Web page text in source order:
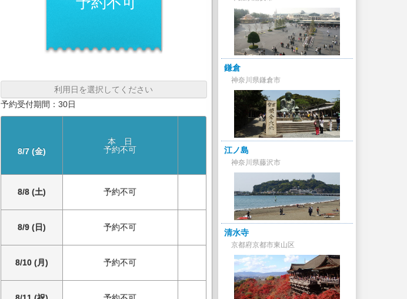
利用日を選択してください
予約受付期間：30日
8/7 (金)
本 日
予約不可
8/8 (土) 予約不可
8/9 (日) 予約不可
8/10 (月) 予約不可
鎌倉
神奈川県鎌倉市
江ノ島
神奈川県藤沢市
清水寺
京都府京都市東山区